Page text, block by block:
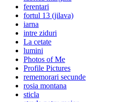
ferentari
fortul 13 (jilava)
iarna
intre ziduri
La cetate
lumini
Photos of Me
Profile Pictures
rememorari secunde
rosia montana
sticla